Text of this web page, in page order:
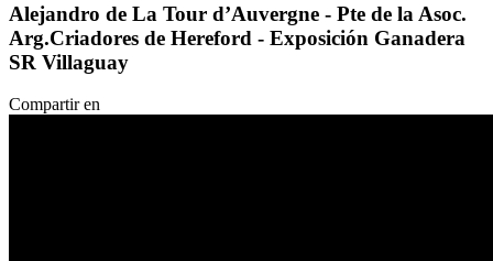
Alejandro de La Tour d’Auvergne - Pte de la Asoc.
Arg.Criadores de Hereford - Exposición Ganadera
SR Villaguay
Compartir en